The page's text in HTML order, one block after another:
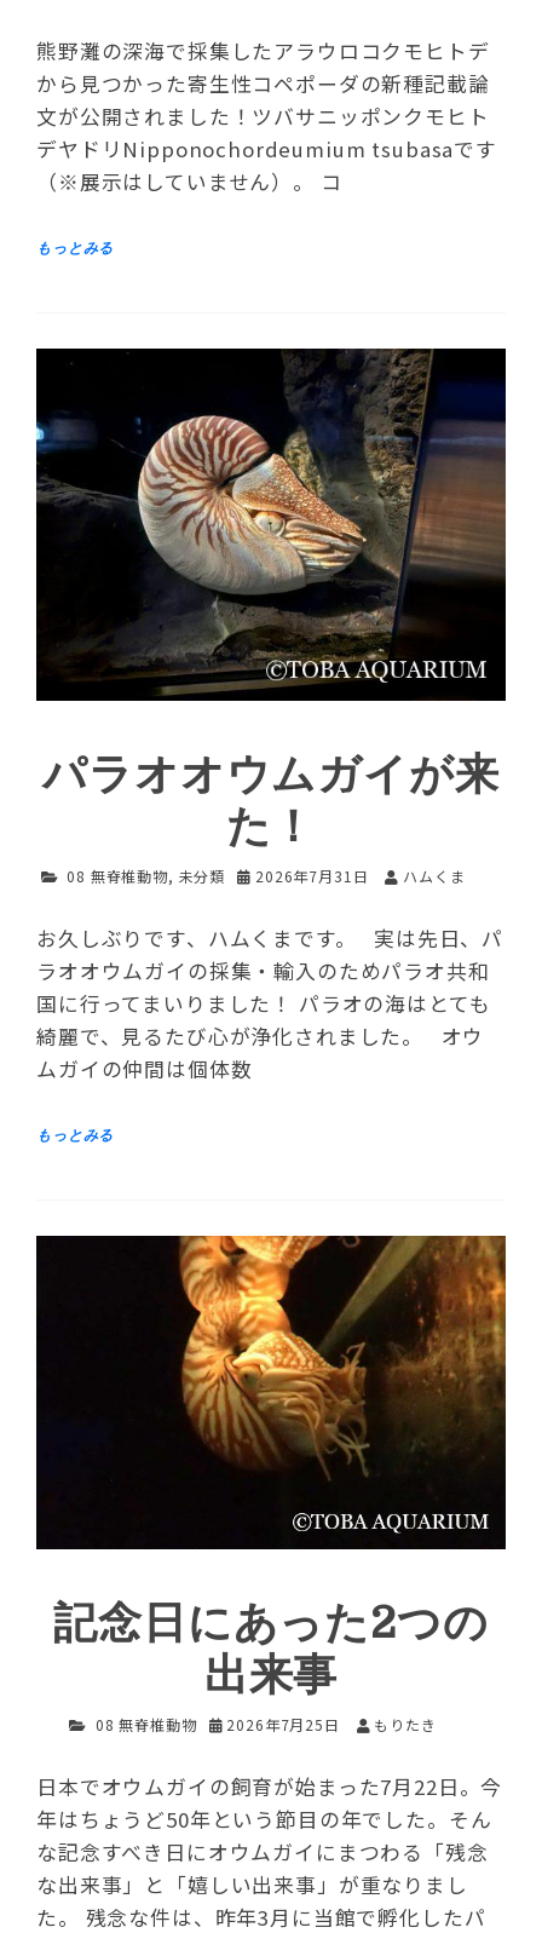
熊野灘の深海で採集したアラウロコクモヒトデ
から見つかった寄生性コペポーダの新種記載論
文が公開されました！ツバサニッポンクモヒト
デヤドリNipponochordeumium tsubasaです
（※展示はしていません）。 コ
パラオオウムガイが来
た！
08 無脊椎動物, 未分類 2026年7月31日 ハムくま
お久しぶりです、ハムくまです。 実は先日、パ
ラオオウムガイの採集・輸入のためパラオ共和
国に行ってまいりました！ パラオの海はとても
綺麗で、見るたび心が浄化されました。 オウ
ムガイの仲間は個体数
記念日にあった2つの
出来事
08 無脊椎動物 2026年7月25日 もりたき
日本でオウムガイの飼育が始まった7月22日。今
年はちょうど50年という節目の年でした。そん
な記念すべき日にオウムガイにまつわる「残念
な出来事」と「嬉しい出来事」が重なりまし
た。 残念な件は、昨年3月に当館で孵化したパ